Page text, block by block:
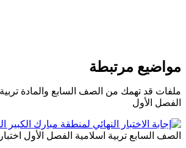
مواضيع مرتبطة
ملفات قد تهمك من الصف السابع والمادة
الفصل الأول
الصف السابع تربية اسلامية الفصل الأول